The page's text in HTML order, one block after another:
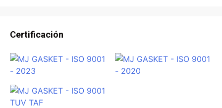
Certificación